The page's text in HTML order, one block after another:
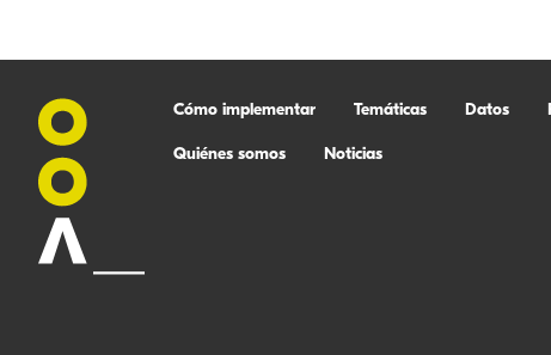
Cómo implementar Temáticas Datos
Quiénes somos Noticias